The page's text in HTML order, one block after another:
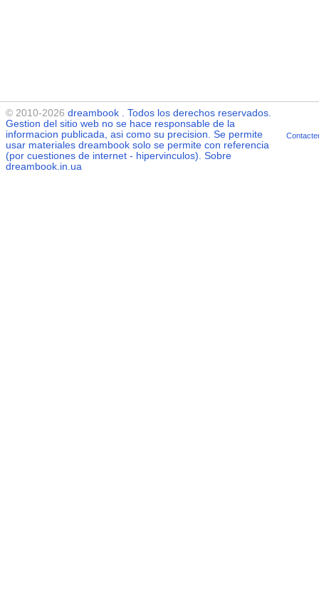
© 2010-2026 dreambook . Todos los derechos reservados.
Gestion del sitio web no se hace responsable de la
informacion publicada, asi como su precision. Se permite
usar materiales dreambook solo se permite con referencia
(por cuestiones de internet - hipervinculos). Sobre
dreambook.in.ua